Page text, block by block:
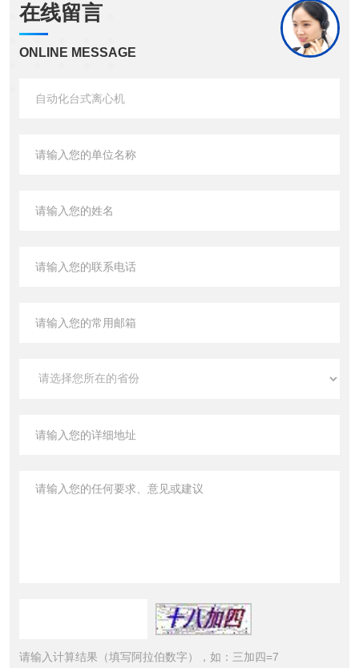
在线留言
ONLINE MESSAGE
请输入计算结果（填写阿拉伯数字），如：三加四=7